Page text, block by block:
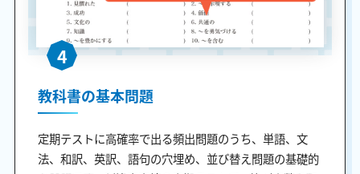
4
教科書の基本問題
定期テストに高確率で出る頻出問題のうち、単語、文
法、和訳、英訳、語句の穴埋め、並び替え問題の基礎的